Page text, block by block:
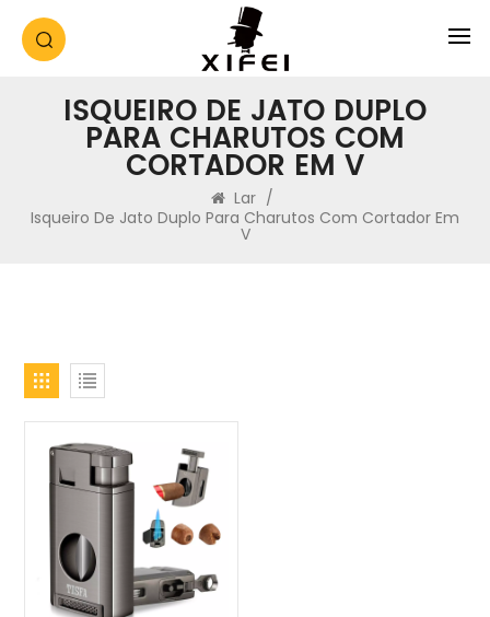
ISQUEIRO DE JATO DUPLO
PARA CHARUTOS COM
CORTADOR EM V
Lar /
Isqueiro De Jato Duplo Para Charutos Com Cortador Em
V